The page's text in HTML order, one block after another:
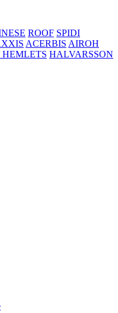
ROOF SPIDI
ACERBIS AIROH
HEMLETS HALVARSSON